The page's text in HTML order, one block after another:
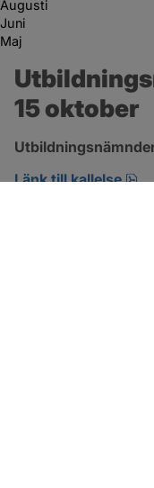
Augusti
Juni
Maj
15 oktober
Länk till kallelse